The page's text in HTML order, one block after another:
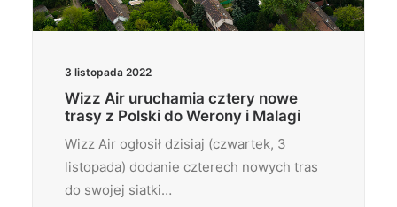
3 listopada 2022
Wizz Air uruchamia cztery nowe
trasy z Polski do Werony i Malagi
Wizz Air ogłosił dzisiaj (czwartek, 3
listopada) dodanie czterech nowych tras
do swojej siatki…